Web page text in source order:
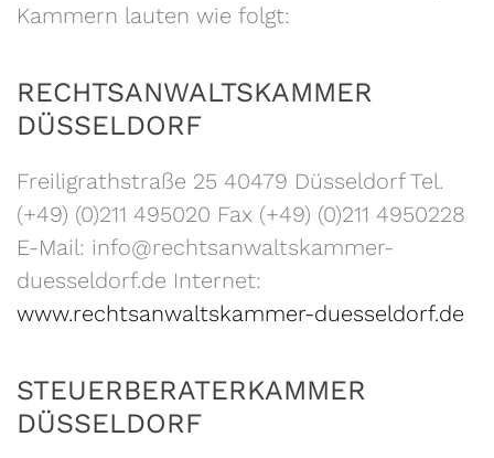
Kammern lauten wie folgt:
RECHTSANWALTSKAMMER
DÜSSELDORF
Freiligrathstraße 25 40479 Düsseldorf Tel.
(+49) (0)211 495020 Fax (+49) (0)211 4950228
E-Mail: info@rechtsanwaltskammer-
duesseldorf.de Internet:
www.rechtsanwaltskammer-duesseldorf.de
STEUERBERATERKAMMER
DÜSSELDORF